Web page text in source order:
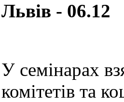
Львів - 06.12
У семінарах
комітетів та